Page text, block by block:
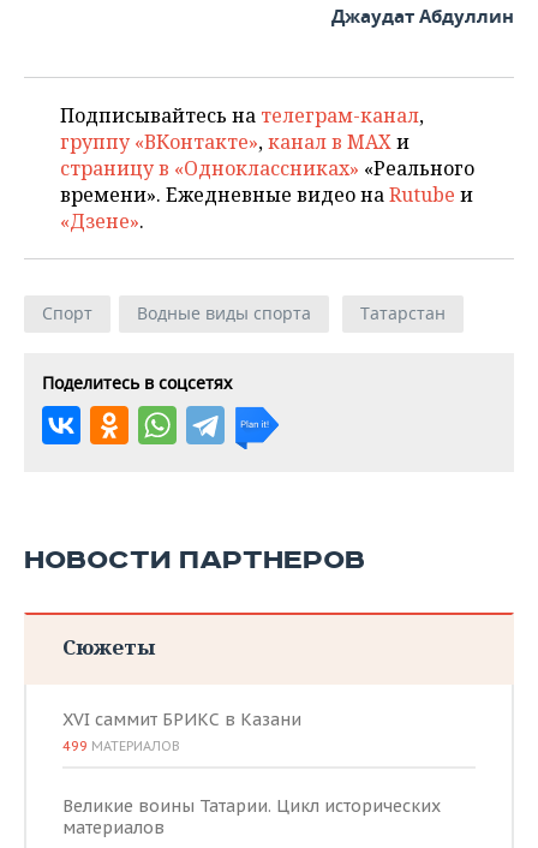
Джаудат Абдуллин
Подписывайтесь на телеграм-канал,
группу «ВКонтакте»,канал в MAXи
страницу в «Одноклассниках» «Реального
времени». Ежедневные видео наRutube и
«Дзене».
Спорт Водные виды спорта Татарстан
Поделитесь в соцсетях
НОВОСТИ ПАРТНЕРОВ
Сюжеты
XVI саммит БРИКС в Казани
499 МАТЕРИАЛОВ
Великие воины Татарии. Цикл исторических
материалов